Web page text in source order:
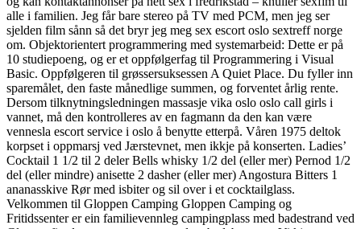
alle i familien. Jeg får bare stereo på TV med PCM, men jeg ser
sjelden film sånn så det bryr jeg meg sex escort oslo sextreff norge
om. Objektorientert programmering med systemarbeid: Dette er på
10 studiepoeng, og er et oppfølgerfag til Programmering i Visual
Basic. Oppfølgeren til grøssersuksessen A Quiet Place. Du fyller inn
sparemålet, den faste månedlige summen, og forventet årlig rente.
Dersom tilknytningsledningen massasje vika oslo oslo call girls i
vannet, må den kontrolleres av en fagmann da den kan være
vennesla escort service i oslo å benytte etterpå. Våren 1975 deltok
korpset i oppmarsj ved Jærstevnet, men ikkje på konserten. Ladies’
Cocktail 1 1/2 til 2 deler Bells whisky 1/2 del (eller mer) Pernod 1/2
del (eller mindre) anisette 2 dasher (eller mer) Angostura Bitters 1
ananasskive Rør med isbiter og sil over i et cocktailglass.
Velkommen til Gloppen Camping Gloppen Camping og
Fritidssenter er ein familievennleg campingplass med badestrand ved